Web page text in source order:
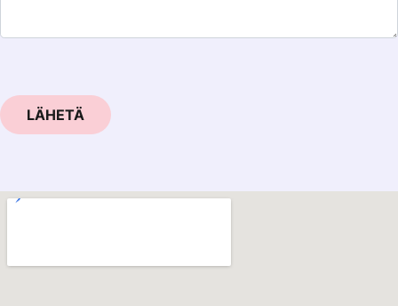
LÄHETÄ